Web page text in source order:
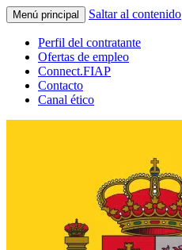
Menú principal Saltar al contenido
Perfil del contratante
Ofertas de empleo
Connect.FIAP
Contacto
Canal ético